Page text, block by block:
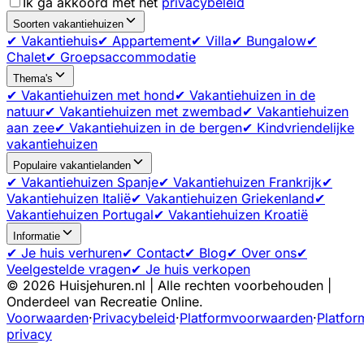
Soorten vakantiehuizen
✔ Vakantiehuis✔ Appartement✔ Villa✔ Bungalow✔
Chalet✔ Groepsaccommodatie
Thema's
✔ Vakantiehuizen met hond✔ Vakantiehuizen in de
natuur✔ Vakantiehuizen met zwembad✔ Vakantiehuizen
aan zee✔ Vakantiehuizen in de bergen✔ Kindvriendelijke
vakantiehuizen
Populaire vakantielanden
✔ Vakantiehuizen Spanje✔ Vakantiehuizen Frankrijk✔
Vakantiehuizen Italië✔ Vakantiehuizen Griekenland✔
Vakantiehuizen Portugal✔ Vakantiehuizen Kroatië
Informatie
✔ Je huis verhuren✔ Contact✔ Blog✔ Over ons✔
Veelgestelde vragen✔ Je huis verkopen
© 2026 Huisjehuren.nl | Alle rechten voorbehouden |
Onderdeel van Recreatie Online.
Voorwaarden·Privacybeleid·Platformvoorwaarden·
privacy